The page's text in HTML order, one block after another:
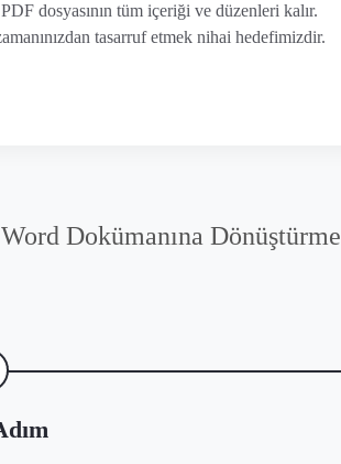
dosyasının tüm içeriği ve düzenleri kalır.
tasarruf etmek nihai hedefimizdir.
Dokümanına Dönüştürme